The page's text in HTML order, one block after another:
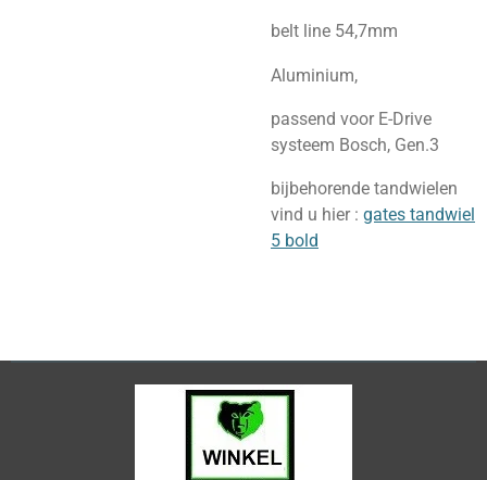
belt line 54,7mm
Aluminium,
passend voor E-Drive
systeem Bosch, Gen.3
bijbehorende tandwielen
vind u hier : gates tandwiel
5 bold